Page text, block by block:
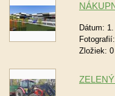
Dátum:
Fotografií:
Zložiek: 0